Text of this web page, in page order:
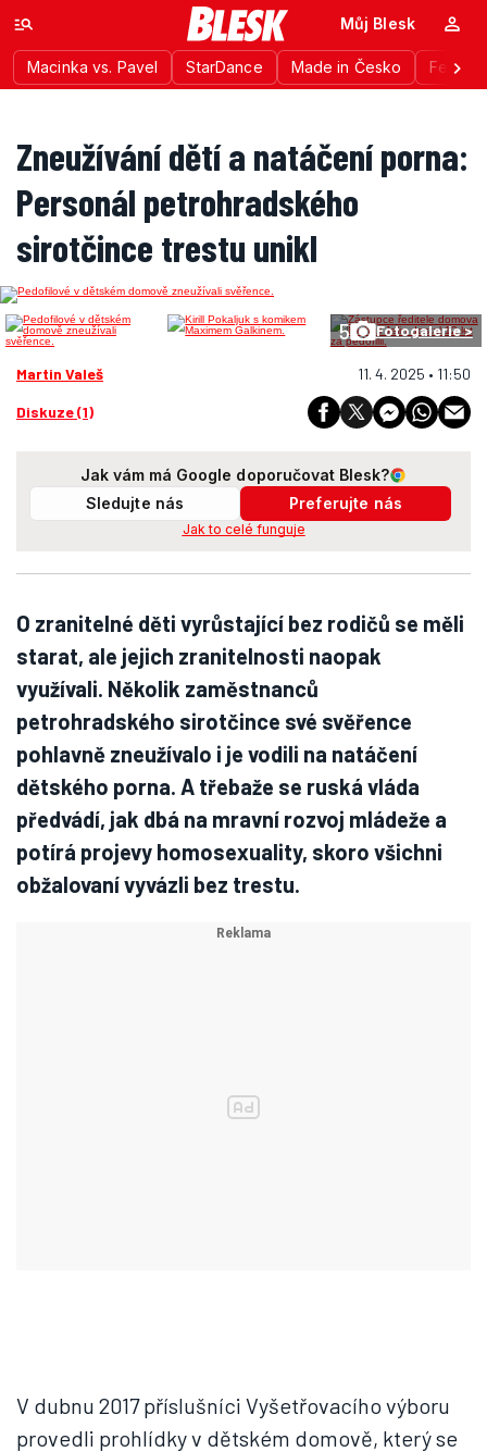
Macinka vs. Pavel StarDance Made in Česko
Můj Blesk
Zneužívání dětí a natáčení porna:
Personál petrohradského
sirotčince trestu unikl
5 Fotogalerie >
Martin Valeš 11. 4. 2025 • 11:50
Diskuze (1)
Jak vám má Google doporučovat Blesk?
Sledujte nás
Preferujte nás
Jak to celé funguje
O zranitelné děti vyrůstající bez rodičů se měli
starat, ale jejich zranitelnosti naopak
využívali. Několik zaměstnanců
petrohradského sirotčince své svěřence
pohlavně zneužívalo i je vodili na natáčení
dětského porna. A třebaže se ruská vláda
předvádí, jak dbá na mravní rozvoj mládeže a
potírá projevy homosexuality, skoro všichni
obžalovaní vyvázli bez trestu.
V dubnu 2017 příslušníci Vyšetřovacího výboru
provedli prohlídky v dětském domově, který se